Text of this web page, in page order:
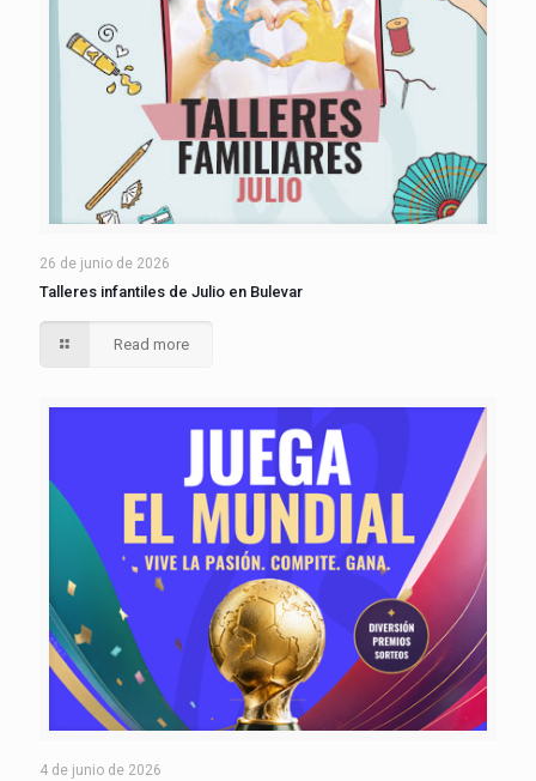
26 de junio de 2026
Talleres infantiles de Julio en Bulevar
Read more
4 de junio de 2026